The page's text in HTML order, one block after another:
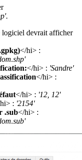
.
logiciel devrait afficher
</hi> :
</hi> : 'Sandre'
</hi> :
</hi> : '12, 12'
: '2154'
.sub</hi> :